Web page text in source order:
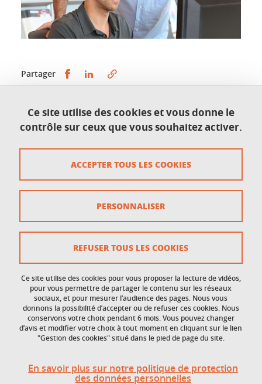
Partager Partager sur Facebook
Partager sur LinkedIn
Publié le 23 avril 2019
Mis à jour le 24 avril 2019
Accessibilité : non conforme
Données personnelles
Gestion des cookies
Mentions légales
Plan du site
Ce site utilise des cookies et vous donne le
contrôle sur ceux que vous souhaitez activer.
Ce site utilise des cookies pour vous proposer la lecture de vidéos,
pour vous permettre de partager le contenu sur les réseaux
sociaux, et pour mesurer l’audience des pages. Nous vous
donnons la possibilité d’accepter ou de refuser ces cookies. Nous
conservons votre choix pendant 6 mois. Vous pouvez changer
d’avis et modifier votre choix à tout moment en cliquant sur le lien
"Gestion des cookies" situé dans le pied de page du site.
En savoir plus sur notre politique de protection
des données personnelles
ACCEPTER TOUS LES COOKIES
REFUSER TOUS LES COOKIES
PERSONNALISER